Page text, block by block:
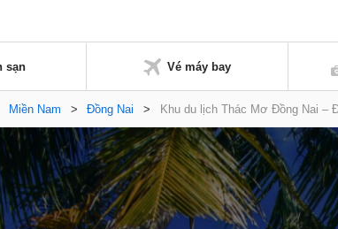
sạn Vé máy bay
Miền Nam > Đồng Nai > Khu du lịch Thác Mơ Đồng Nai –